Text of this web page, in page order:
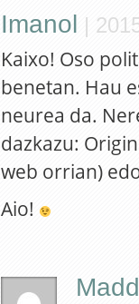
Imanol |
Kaixo! Oso
benetan. Hau
neurea da.
dazkazu:
web orrian)
Aio!